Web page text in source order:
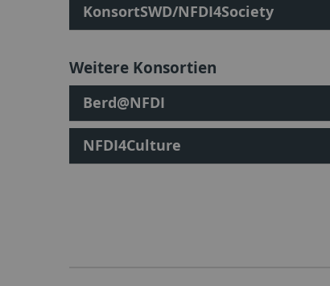
KonsortSWD/NFDI4Society
Weitere Konsortien
Berd@NFDI
NFDI4Culture